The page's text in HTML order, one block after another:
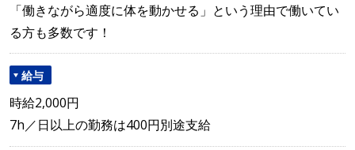
「働きながら適度に体を動かせる」という理由で働いてい
る方も多数です！
給与
時給2,000円
7h／日以上の勤務は400円別途支給